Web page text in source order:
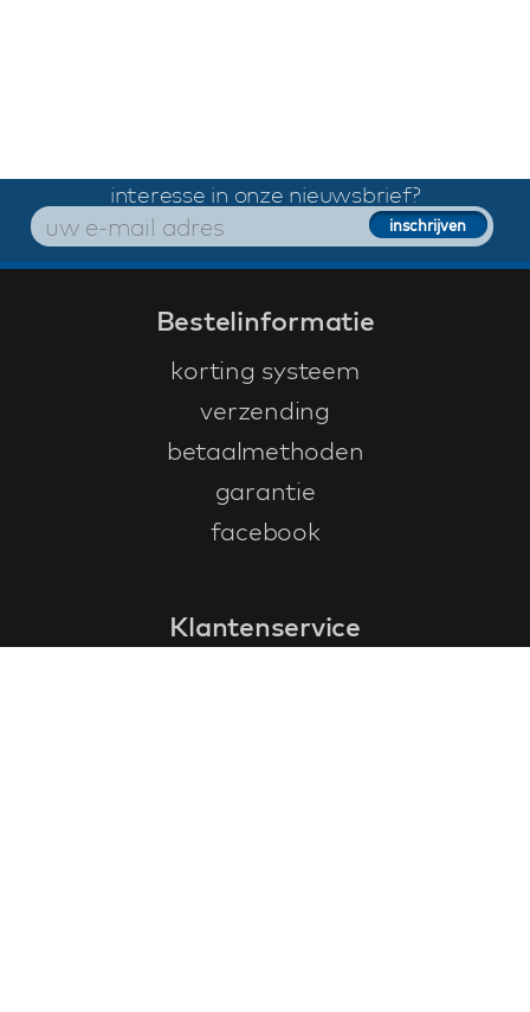
interesse in onze nieuwsbrief?
Bestelinformatie
korting systeem
verzending
betaalmethoden
garantie
facebook
Klantenservice